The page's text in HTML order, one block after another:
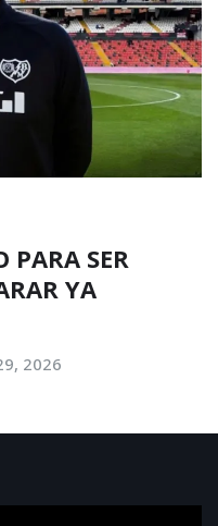
PARA SER
YA
2026